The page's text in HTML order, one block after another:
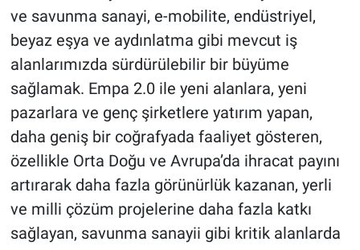
ve savunma sanayi, e-mobilite, endüstriyel,
beyaz eşya ve aydınlatma gibi mevcut iş
alanlarımızda sürdürülebilir bir büyüme
sağlamak. Empa 2.0 ile yeni alanlara, yeni
pazarlara ve genç şirketlere yatırım yapan,
daha geniş bir coğrafyada faaliyet gösteren,
özellikle Orta Doğu ve Avrupa’da ihracat payını
artırarak daha fazla görünürlük kazanan, yerli
ve milli çözüm projelerine daha fazla katkı
sağlayan, savunma sanayii gibi kritik alanlarda